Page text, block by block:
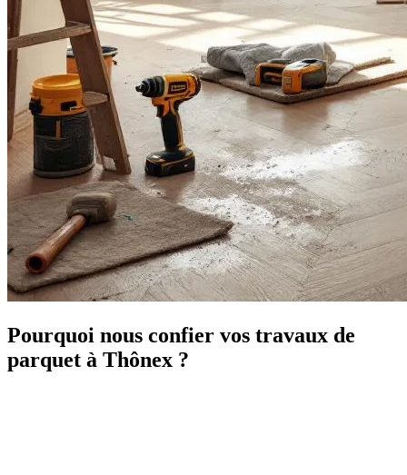
Pourquoi nous confier vos travaux de
parquet à Thônex ?